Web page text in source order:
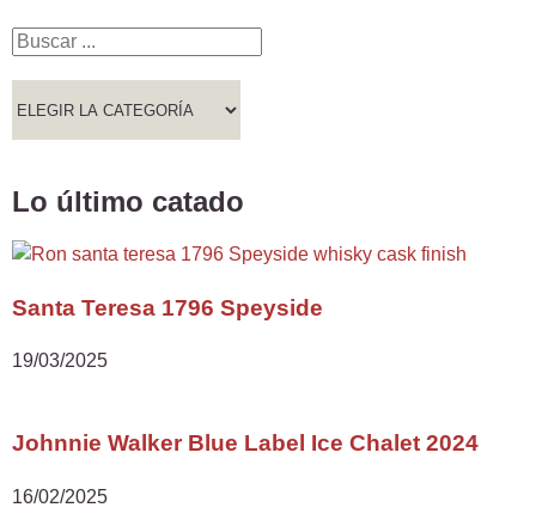
Lo último catado
Santa Teresa 1796 Speyside
19/03/2025
Johnnie Walker Blue Label Ice Chalet 2024
16/02/2025